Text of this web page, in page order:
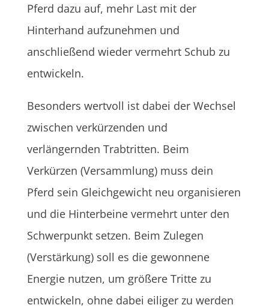
Pferd dazu auf, mehr Last mit der
Hinterhand aufzunehmen und
anschließend wieder vermehrt Schub zu
entwickeln.
Besonders wertvoll ist dabei der Wechsel
zwischen verkürzenden und
verlängernden Trabtritten. Beim
Verkürzen (Versammlung) muss dein
Pferd sein Gleichgewicht neu organisieren
und die Hinterbeine vermehrt unter den
Schwerpunkt setzen. Beim Zulegen
(Verstärkung) soll es die gewonnene
Energie nutzen, um größere Tritte zu
entwickeln, ohne dabei eiliger zu werden